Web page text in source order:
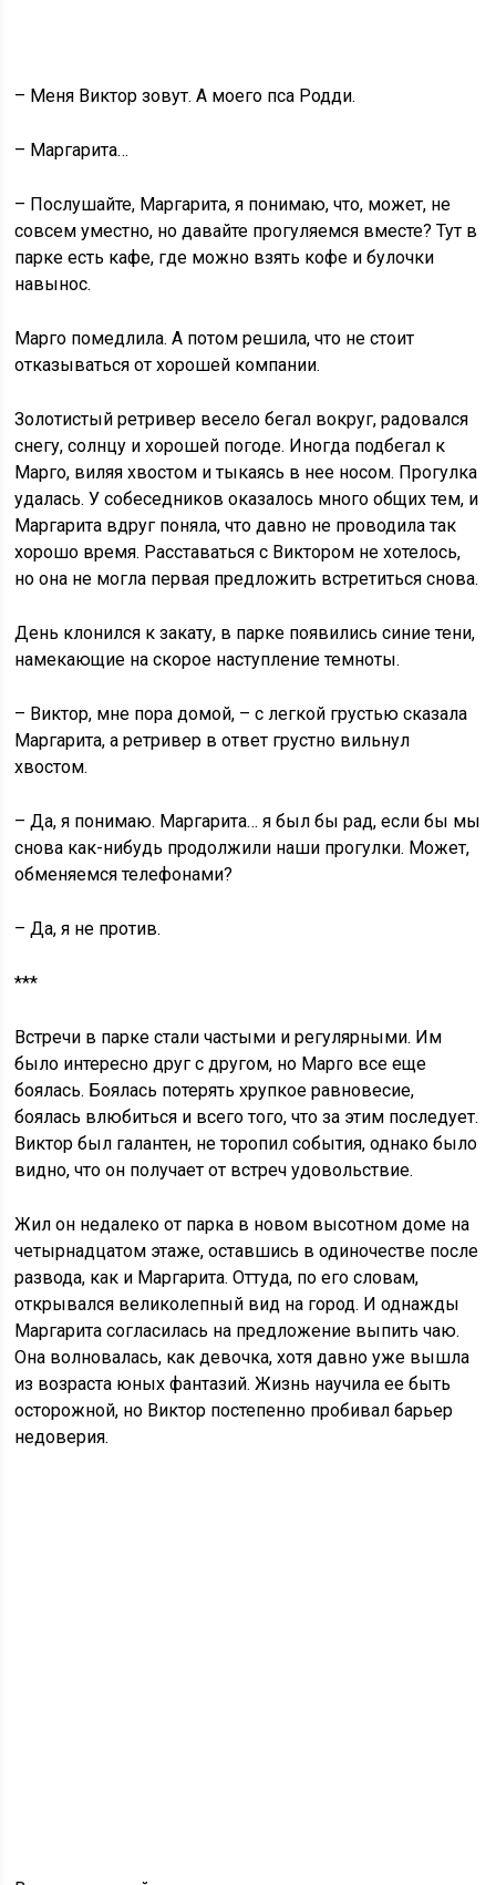
– Меня Виктор зовут. А моего пса Родди.
– Маргарита…
– Послушайте, Маргарита, я понимаю, что, может, не
совсем уместно, но давайте прогуляемся вместе? Тут в
парке есть кафе, где можно взять кофе и булочки
навынос.
Марго помедлила. А потом решила, что не стоит
отказываться от хорошей компании.
Золотистый ретривер весело бегал вокруг, радовался
снегу, солнцу и хорошей погоде. Иногда подбегал к
Марго, виляя хвостом и тыкаясь в нее носом. Прогулка
удалась. У собеседников оказалось много общих тем, и
Маргарита вдруг поняла, что давно не проводила так
хорошо время. Расставаться с Виктором не хотелось,
но она не могла первая предложить встретиться снова.
День клонился к закату, в парке появились синие тени,
намекающие на скорое наступление темноты.
– Виктор, мне пора домой, – с легкой грустью сказала
Маргарита, а ретривер в ответ грустно вильнул
хвостом.
– Да, я понимаю. Маргарита… я был бы рад, если бы мы
снова как-нибудь продолжили наши прогулки. Может,
обменяемся телефонами?
– Да, я не против.
***
Встречи в парке стали частыми и регулярными. Им
было интересно друг с другом, но Марго все еще
боялась. Боялась потерять хрупкое равновесие,
боялась влюбиться и всего того, что за этим последует.
Виктор был галантен, не торопил события, однако было
видно, что он получает от встреч удовольствие.
Жил он недалеко от парка в новом высотном доме на
четырнадцатом этаже, оставшись в одиночестве после
развода, как и Маргарита. Оттуда, по его словам,
открывался великолепный вид на город. И однажды
Маргарита согласилась на предложение выпить чаю.
Она волновалась, как девочка, хотя давно уже вышла
из возраста юных фантазий. Жизнь научила ее быть
осторожной, но Виктор постепенно пробивал барьер
недоверия.